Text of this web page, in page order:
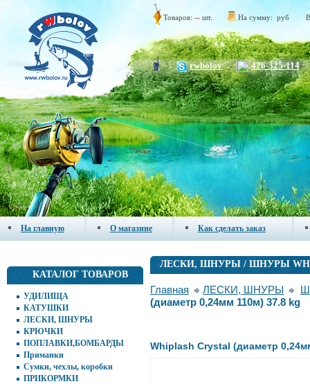
Товаров: -- шт. На сумму: руб
rwbolov 426-325-114
На главную О магазине Как сделать заказ
КАТАЛОГ ТОВАРОВ
УДИЛИЩА
КАТУШКИ
ЛЕСКИ, ШНУРЫ
КРЮЧКИ
ПОПЛАВКИ,БОМБАРДЫ
Приманки
Сумки, чехлы, коробки
ПРИКОРМКИ
ЛЕСКИ, ШНУРЫ / ШНУРЫ
Главная ЛЕСКИ, ШНУРЫ
(диаметр 0,24мм 110м) 37.8 kg
Whiplash Crystal (диаметр